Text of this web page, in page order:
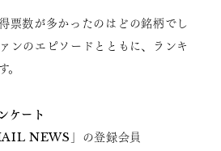
票数が多かったのはどの銘柄でし
ンのエピソードとともに、ランキ
ケート
NEWS」の登録会員